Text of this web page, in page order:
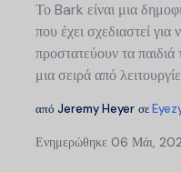
Το Bark είναι μια
που έχει σχεδιαστεί για
προστατεύουν τα
μια σειρά από
από Jeremy Heyer σε
Ενημερώθηκε 06 Μάι,